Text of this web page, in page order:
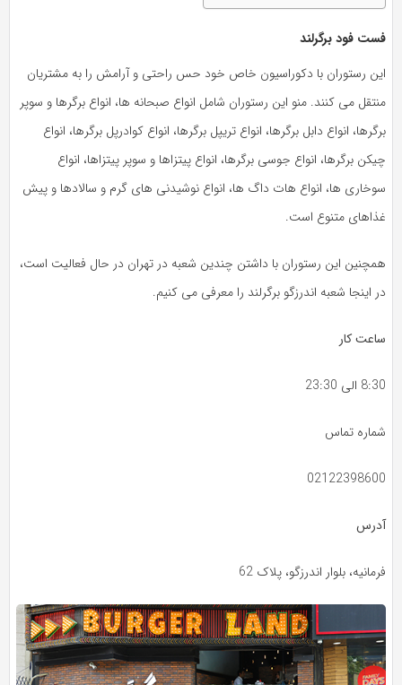
فست فود برگرلند
این رستوران با دکوراسیون خاص خود حس راحتی و آرامش را به مشتریان
منتقل می کنند. منو این رستوران شامل انواع صبحانه ها، انواع برگرها و سوپر
برگرها، انواع دابل برگرها، انواع تریپل برگرها، انواع کوادرپل برگرها، انواع
چیکن برگرها، انواع جوسی برگرها، انواع پیتزاها و سوپر پیتزاها، انواع
سوخاری ها، انواع هات داگ ها، انواع نوشیدنی های گرم و سالادها و پیش
غذاهای متنوع است.
همچنین این رستوران با داشتن چندین شعبه در تهران در حال فعالیت است،
در اینجا شعبه اندرزگو برگرلند را معرفی می کنیم.
ساعت کار
8:30 الی 23:30
شماره تماس
02122398600
آدرس
فرمانیه، بلوار اندرزگو، پلاک 62